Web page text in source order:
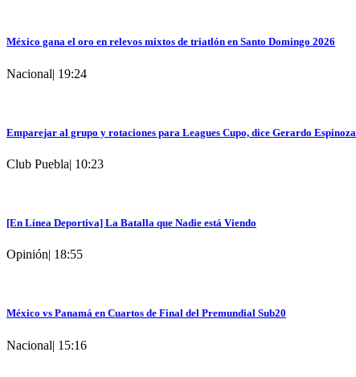
México gana el oro en relevos mixtos de triatlón en Santo Domingo 2026
Nacional| 19:24
Emparejar al grupo y rotaciones para Leagues Cupo, dice Gerardo Espinoza
Club Puebla| 10:23
[En Línea Deportiva] La Batalla que Nadie está Viendo
Opinión| 18:55
México vs Panamá en Cuartos de Final del Premundial Sub20
Nacional| 15:16